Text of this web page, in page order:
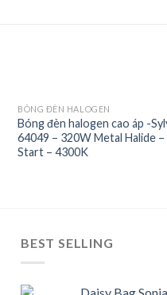
BÓNG ĐÈN HALOGEN
Bóng đèn halogen cao áp -
64049 – 320W Metal Halide
Start – 4300K
BEST SELLING